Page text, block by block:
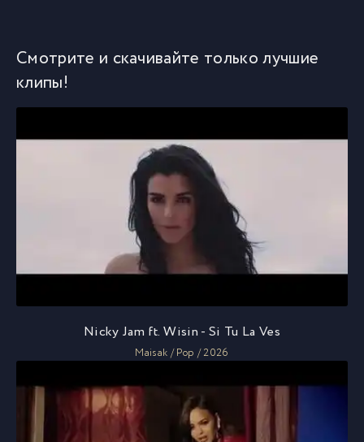
Смотрите и скачивайте только лучшие
клипы!
Nicky Jam ft. Wisin - Si Tu La Ves
Maisak / Pop / 2026